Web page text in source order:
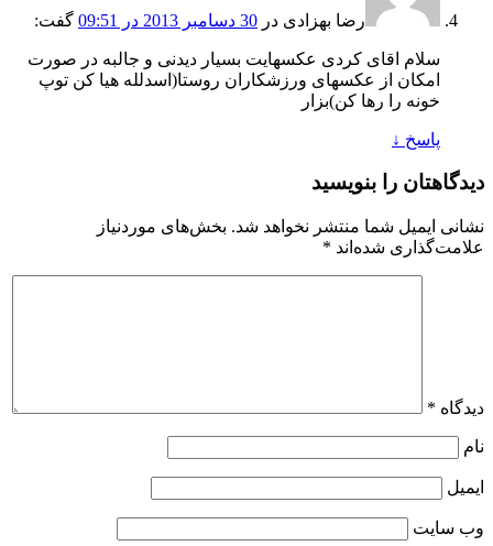
رضا بهزادی در 30 دسامبر 2013 در 09:51 گفت:
سلام اقای کردی عکسهایت بسیار دیدنی و جالبه در صورت
امکان از عکسهای ورزشکاران روستا(اسدلله هیا کن توپ
خونه را رها کن)بزار
پاسخ ↓
دیدگاهتان را بنویسید
نشانی ایمیل شما منتشر نخواهد شد. بخش‌های موردنیاز
علامت‌گذاری شده‌اند *
دیدگاه *
نام
ایمیل
وب‌ سایت